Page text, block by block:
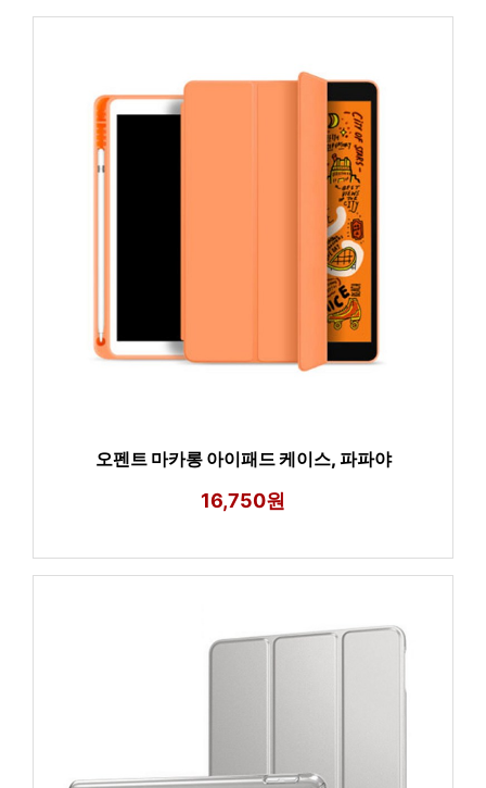
오펜트 마카롱 아이패드 케이스, 파파야
16,750원